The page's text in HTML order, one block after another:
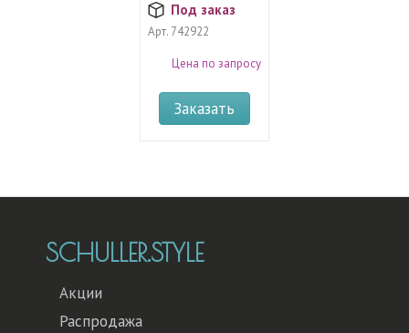
Под заказ
Арт. 742922
Цена по запросу
Заказать
SCHULLER.STYLE
Акции
Распродажа